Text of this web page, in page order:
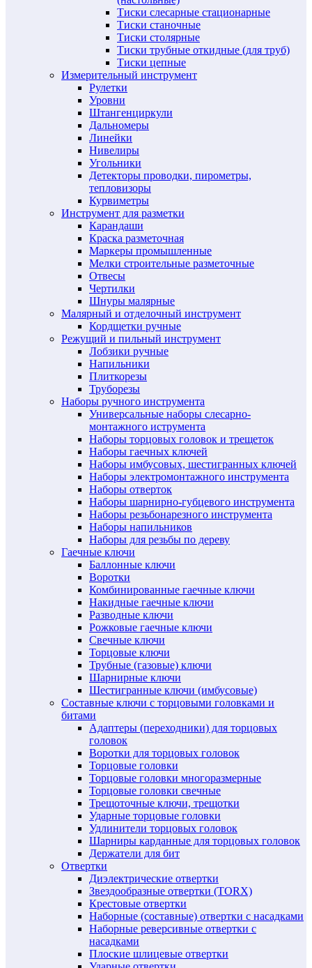
Тиски слесарные стационарные
Тиски станочные
Тиски столярные
Тиски трубные откидные (для труб)
Тиски цепные
Измерительный инструмент
Рулетки
Уровни
Штангенциркули
Дальномеры
Линейки
Нивелиры
Угольники
Детекторы проводки, пирометры,
тепловизоры
Курвиметры
Инструмент для разметки
Карандаши
Краска разметочная
Маркеры промышленные
Мелки строительные разметочные
Отвесы
Чертилки
Шнуры малярные
Малярный и отделочный инструмент
Кордщетки ручные
Режущий и пильный инструмент
Лобзики ручные
Напильники
Плиткорезы
Труборезы
Наборы ручного инструмента
Универсальные наборы слесарно-
монтажного иструмента
Наборы торцовых головок и трещеток
Наборы гаечных ключей
Наборы имбусовых, шестигранных ключей
Наборы электромонтажного инструмента
Наборы отверток
Наборы шарнирно-губцевого инструмента
Наборы резьбонарезного инструмента
Наборы напильников
Наборы для резьбы по дереву
Гаечные ключи
Баллонные ключи
Воротки
Комбинированные гаечные ключи
Накидные гаечные ключи
Разводные ключи
Рожковые гаечные ключи
Свечные ключи
Торцовые ключи
Трубные (газовые) ключи
Шарнирные ключи
Шестигранные ключи (имбусовые)
Составные ключи с торцовыми головками и
битами
Адаптеры (переходники) для торцовых
головок
Воротки для торцовых головок
Торцовые головки
Торцовые головки многоразмерные
Торцовые головки свечные
Трещоточные ключи, трещотки
Ударные торцовые головки
Удлинители торцовых головок
Шарниры карданные для торцовых головок
Держатели для бит
Отвертки
Диэлектрические отвертки
Звездообразные отвертки (TORX)
Крестовые отвертки
Наборные (составные) отвертки с насадками
Наборные реверсивные отвертки с
насадками
Плоские шлицевые отвертки